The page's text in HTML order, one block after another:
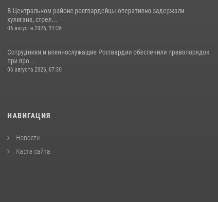
В Центральном районе росгвардейцы оперативно задержали
хулигана, стрел...
06 августа 2026, 11:36
Сотрудники и военнослужащие Росгвардии обеспечили правопорядок
при про...
06 августа 2026, 07:30
НАВИГАЦИЯ
Новости
Карта сайта